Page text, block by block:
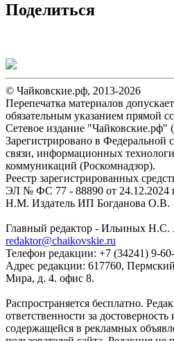
Поделиться
© Чайковские.рф, 2013-2026
Перепечатка материалов
обязательным указанием прямой
Сетевое издание "Чайковские.рф"
Зарегистрировано в Федеральной
связи, информационных
коммуникаций (Роскомнадзор).
Реестр зарегистрированных
ЭЛ № ФС 77 - 88890 от 24.12.2024
Н.М. Издатель ИП Богданова О.В.
Главный редактор - Ильиных Н.С.
redaktor@chaikovskie.ru
Телефон редакции: +7 (34241) 9-
Адрес редакции: 617760,
Мира, д. 4. офис 8.
Распространяется бесплатно.
ответственности за
содержащейся в рекламных